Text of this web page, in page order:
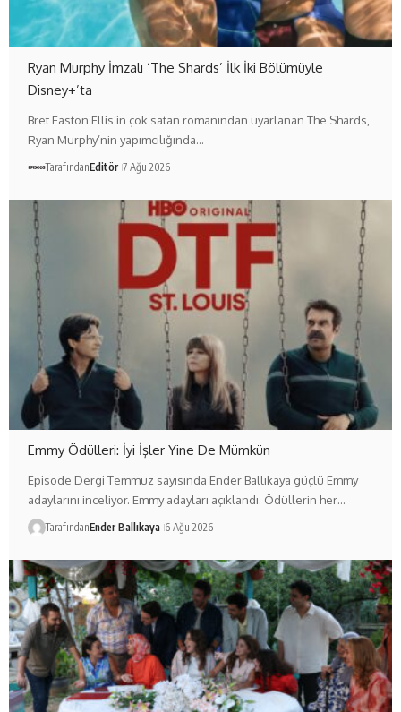
Ryan Murphy İmzalı ‘The Shards’ İlk İki Bölümüyle
Disney+’ta
Bret Easton Ellis’in çok satan romanından uyarlanan The Shards,
Ryan Murphy’nin yapımcılığında…
TarafındanEditör 7 Ağu 2026
Emmy Ödülleri: İyi İşler Yine De Mümkün
Episode Dergi Temmuz sayısında Ender Ballıkaya güçlü Emmy
adaylarını inceliyor. Emmy adayları açıklandı. Ödüllerin her…
TarafındanEnder Ballıkaya 6 Ağu 2026